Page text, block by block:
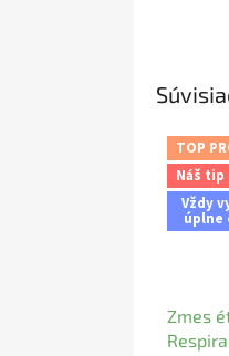
TOP
Náš tip
Vždy
úplne
Zmes